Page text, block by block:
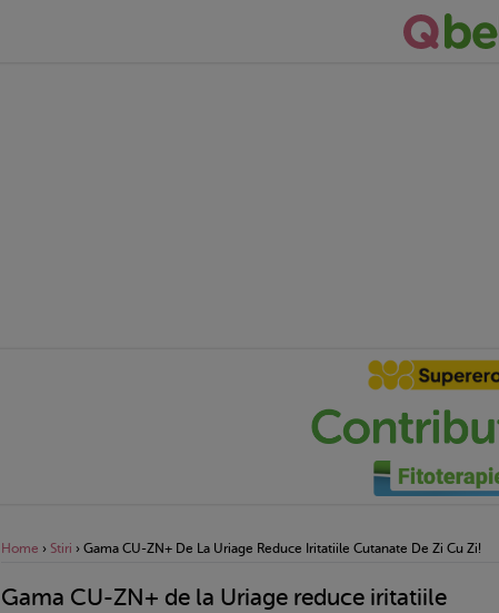
Home › Stiri › Gama CU-ZN+ De La Uriage Reduce Iritatiile Cutanate De Zi Cu Zi!
Gama CU-ZN+ de la Uriage reduce iritatiile